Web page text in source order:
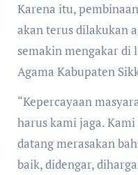
Karena itu,
akan terus dilakukan
semakin mengakar di
Agama Kabupaten
“Kepercayaan
harus kami jaga.
datang merasakan
baik, didengar,